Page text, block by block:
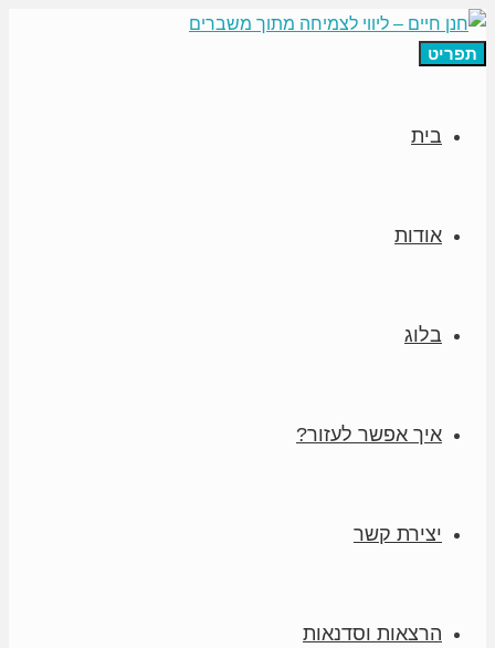
תפריט
בית
אודות
בלוג
איך אפשר לעזור?
יצירת קשר
הרצאות וסדנאות